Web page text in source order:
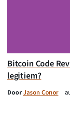
Bitcoin Code
legitiem?
DoorJason Conor